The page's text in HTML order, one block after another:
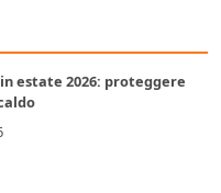
estate 2026: proteggere